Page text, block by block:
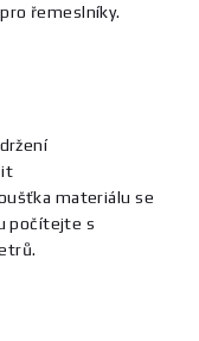
řemeslníky.
materiálu se
počítejte s